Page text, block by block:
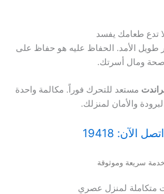
تدع طعامك يفسد
طويل الأمد. الحفاظ عليه هو حفاظ على
صحة ومال أسرتك.
مستعد للتحرك فوراً. مكالمة واحدة
والأمان لمنزلك.
اتصل الآن: 19418
خدمة سريعة وموثوقة
متكاملة لمنزل عصري